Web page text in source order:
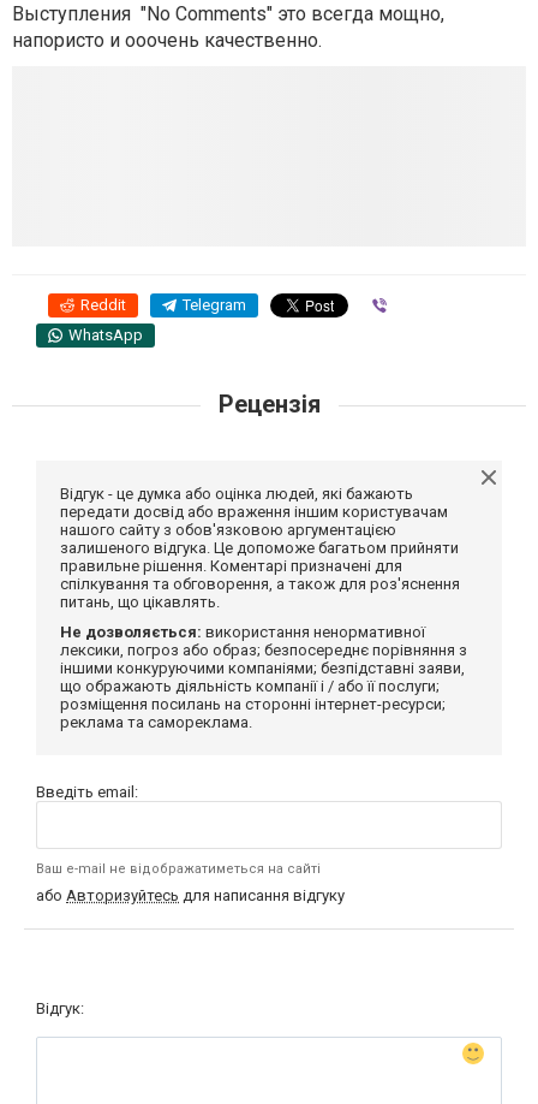
Выступления "No Comments" это всегда мощно,
напористо и ооочень качественно.
Reddit Telegram
WhatsApp
Рецензія
Відгук - це думка або оцінка людей, які бажають
передати досвід або враження іншим користувачам
нашого сайту з обов'язковою аргументацією
залишеного відгука. Це допоможе багатьом прийняти
правильне рішення. Коментарі призначені для
спілкування та обговорення, а також для роз'яснення
питань, що цікавлять.
Не дозволяється: використання ненормативної
лексики, погроз або образ; безпосереднє порівняння з
іншими конкуруючими компаніями; безпідставні заяви,
що ображають діяльність компанії і / або її послуги;
розміщення посилань на сторонні інтернет-ресурси;
реклама та самореклама.
Введіть email:
Ваш e-mail не відображатиметься на сайті
або Авторизуйтесь для написання відгуку
Відгук: